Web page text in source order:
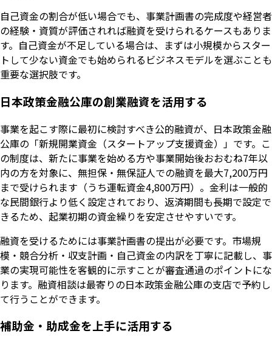
自己資金の割合が低い場合でも、事業計画書の完成度や経営者
の経験・資質が評価されれば融資を受けられるケースもありま
す。自己資金が不足している場合は、まずは小規模からスター
トして少ない資金でも始められるビジネスモデルを選ぶことも
重要な選択肢です。
日本政策金融公庫の創業融資を活用する
事業を起こす際に最初に検討すべき公的融資が、日本政策金融
公庫の「新規開業資金（スタートアップ支援資金）」です。こ
の制度は、新たに事業を始める方や事業開始後おおむね7年以
内の方を対象に、無担保・無保証人での融資を最大7,200万円
まで受けられます（うち運転資金4,800万円）。金利は一般的
な民間銀行より低く設定されており、返済期間も長期で設定で
きるため、起業初期の資金繰りを安定させやすいです。
融資を受けるためには事業計画書の提出が必要です。市場規
模・競合分析・収支計画・自己資金の内訳を丁寧に記載し、事
業の実現可能性を客観的に示すことが審査通過のポイントにな
ります。融資相談は最寄りの日本政策金融公庫の支店で予約し
て行うことができます。
補助金・助成金を上手に活用する